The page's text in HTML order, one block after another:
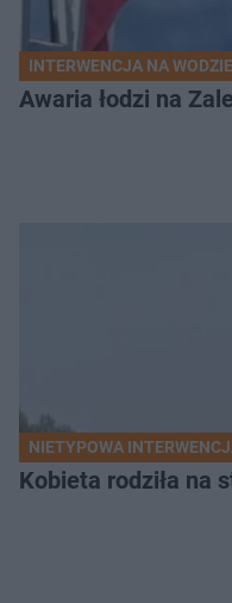
INTERWENCJA NA WODZIE
Awaria łodzi na
NIETYPOWA
Kobieta rodziła na